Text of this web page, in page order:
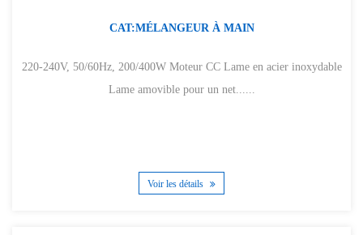
CAT:MÉLANGEUR À MAIN
220-240V, 50/60Hz, 200/400W Moteur CC Lame en acier inoxydable
Lame amovible pour un net......
Voir les détails